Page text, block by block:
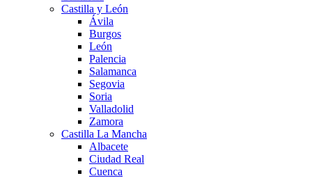
Castilla y León
Ávila
Burgos
León
Palencia
Salamanca
Segovia
Soria
Valladolid
Zamora
Castilla La Mancha
Albacete
Ciudad Real
Cuenca